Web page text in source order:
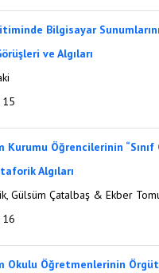
Bilgisayar
ve Algıları
15
Öğrencilerinin “Sınıf
Algıları
Gülsüm Çatalbaş & Ekber
16
Okulu Öğretmenlerinin